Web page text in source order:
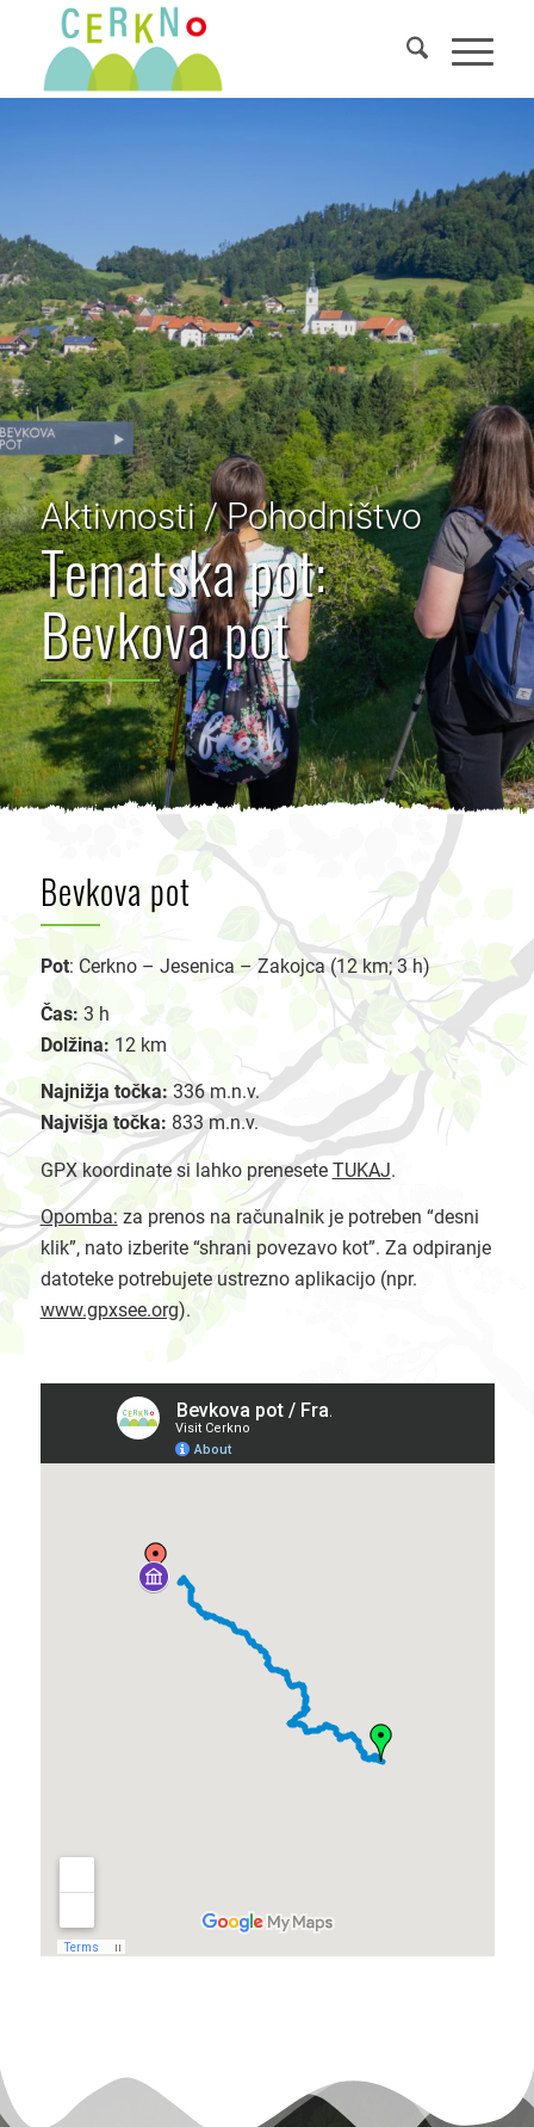
Aktivnosti / Pohodništvo
Tematska pot:
Bevkova pot
Bevkova pot
Pot: Cerkno – Jesenica – Zakojca (12 km; 3 h)
Čas: 3 h
Dolžina: 12 km
Najnižja točka:336 m.n.v.
Najvišja točka: 833 m.n.v.
GPX koordinate si lahko prenesete TUKAJ.
Opomba:za prenos na računalnik je potreben “desni
klik”, nato izberite “shrani povezavo kot”. Za odpiranje
datoteke potrebujete ustrezno aplikacijo (npr.
www.gpxsee.org).